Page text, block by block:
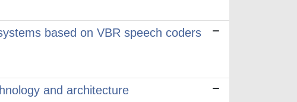
based on VBR speech coders
and architecture